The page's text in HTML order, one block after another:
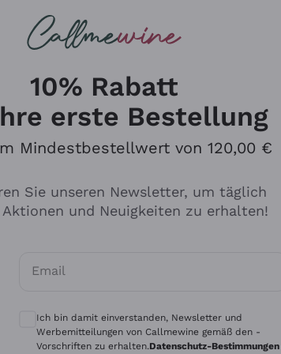
Tenuta San Leonardo
Alessandra Divella
Für
10% Rabatt
erste Bestellung
Mindestbestellwert von 120,00 €
Sie unseren Newsletter, um täglich
Aktionen und Neuigkeiten zu erhalten!
Email
Optionale Einwilligungen zum Erhalt von
Ich bin damit einverstanden, Newsletter und
Werbemitteilungen von Callmewine gemäß den -
Vorschriften zu erhalten.Datenschutz-Bestimmungen